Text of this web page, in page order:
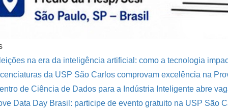
na era da inteligência artificial: como a tecnologia
da USP São Carlos comprovam excelência na
de Ciência de Dados para a Indústria Inteligente abre
Data Day Brasil: participe de evento gratuito na USP São